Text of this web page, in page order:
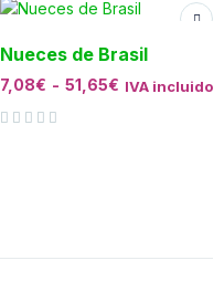
Nueces de Brasil
7,08€ - 51,65€ IVA incluido